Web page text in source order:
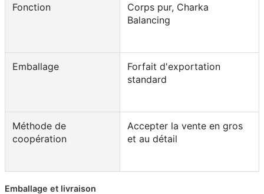
Fonction
Corps pur, Charka
Balancing
Emballage
Forfait d'exportation
standard
Méthode de
coopération
Accepter la vente en gros
et au détail
Emballage et livraison